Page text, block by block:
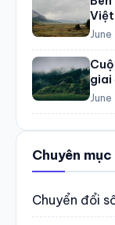
Việt
June
giai
June
Chuyên mục
Chuyển đổi